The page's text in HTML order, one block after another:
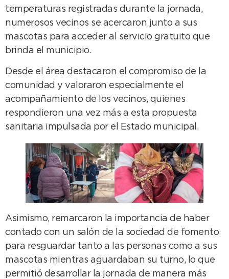
temperaturas registradas durante la jornada,
numerosos vecinos se acercaron junto a sus
mascotas para acceder al servicio gratuito que
brinda el municipio.
Desde el área destacaron el compromiso de la
comunidad y valoraron especialmente el
acompañamiento de los vecinos, quienes
respondieron una vez más a esta propuesta
sanitaria impulsada por el Estado municipal.
Asimismo, remarcaron la importancia de haber
contado con un salón de la sociedad de fomento
para resguardar tanto a las personas como a sus
mascotas mientras aguardaban su turno, lo que
permitió desarrollar la jornada de manera más